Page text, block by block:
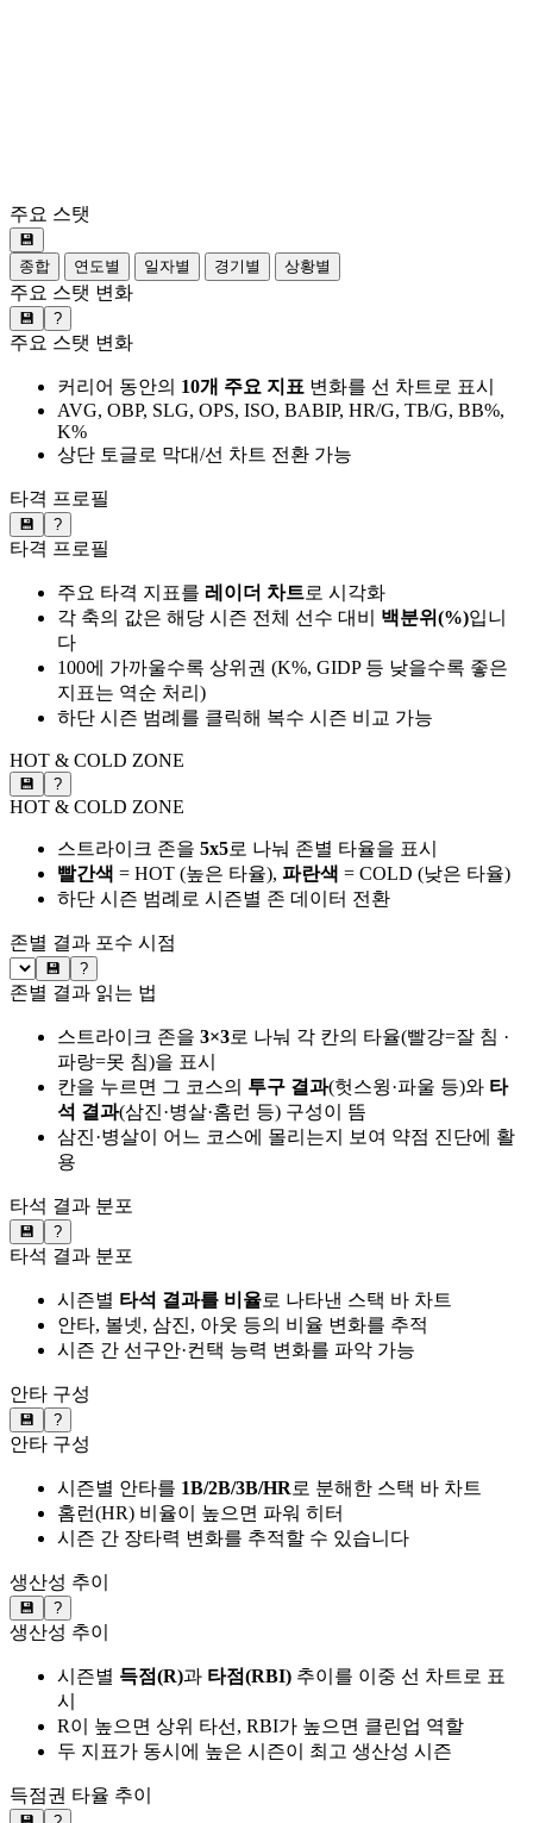
주요 스탯
💾
종합
연도별 일자별 경기별 상황별
주요 스탯 변화
💾 ?
주요 스탯 변화
커리어 동안의 10개 주요 지표 변화를 선 차트로 표시
AVG, OBP, SLG, OPS, ISO, BABIP, HR/G, TB/G, BB%,
K%
상단 토글로 막대/선 차트 전환 가능
타격 프로필
💾 ?
타격 프로필
주요 타격 지표를 레이더 차트로 시각화
각 축의 값은 해당 시즌 전체 선수 대비 백분위(%)입니
다
100에 가까울수록 상위권 (K%, GIDP 등 낮을수록 좋은
지표는 역순 처리)
하단 시즌 범례를 클릭해 복수 시즌 비교 가능
HOT & COLD ZONE
💾 ?
HOT & COLD ZONE
스트라이크 존을 5x5로 나눠 존별 타율을 표시
빨간색 = HOT (높은 타율), 파란색 = COLD (낮은 타율)
하단 시즌 범례로 시즌별 존 데이터 전환
존별 결과 포수 시점
💾 ?
존별 결과 읽는 법
스트라이크 존을 3×3로 나눠 각 칸의 타율(빨강=잘 침 ·
파랑=못 침)을 표시
칸을 누르면 그 코스의 투구 결과(헛스윙·파울 등)와 타
석 결과(삼진·병살·홈런 등) 구성이 뜸
삼진·병살이 어느 코스에 몰리는지 보여 약점 진단에 활
용
타석 결과 분포
💾 ?
타석 결과 분포
시즌별 타석 결과를 비율로 나타낸 스택 바 차트
안타, 볼넷, 삼진, 아웃 등의 비율 변화를 추적
시즌 간 선구안·컨택 능력 변화를 파악 가능
안타 구성
💾 ?
안타 구성
시즌별 안타를 1B/2B/3B/HR로 분해한 스택 바 차트
홈런(HR) 비율이 높으면 파워 히터
시즌 간 장타력 변화를 추적할 수 있습니다
생산성 추이
💾 ?
생산성 추이
시즌별 득점(R)과 타점(RBI) 추이를 이중 선 차트로 표
시
R이 높으면 상위 타선, RBI가 높으면 클린업 역할
두 지표가 동시에 높은 시즌이 최고 생산성 시즌
득점권 타율 추이